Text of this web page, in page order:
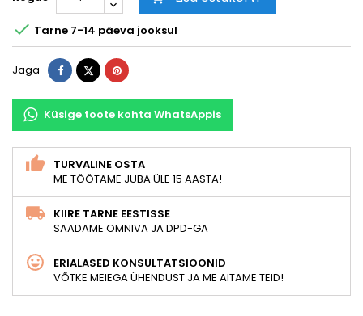
 Tarne 7-14 päeva jooksul
Jaga Jaga TweetPinterest
Küsige toote kohta WhatsAppis
TURVALINE OSTA
ME TÖÖTAME JUBA ÜLE 15 AASTA!
KIIRE TARNE EESTISSE
SAADAME OMNIVA JA DPD-GA
ERIALASED KONSULTATSIOONID
VÕTKE MEIEGA ÜHENDUST JA ME AITAME TEID!